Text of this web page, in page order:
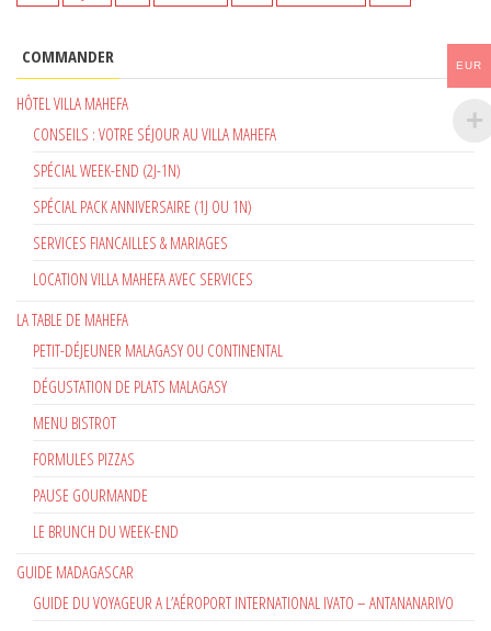
COMMANDER
HÔTEL VILLA MAHEFA
CONSEILS : VOTRE SÉJOUR AU VILLA MAHEFA
SPÉCIAL WEEK-END (2J-1N)
SPÉCIAL PACK ANNIVERSAIRE (1J OU 1N)
SERVICES FIANCAILLES & MARIAGES
LOCATION VILLA MAHEFA AVEC SERVICES
LA TABLE DE MAHEFA
PETIT-DÉJEUNER MALAGASY OU CONTINENTAL
DÉGUSTATION DE PLATS MALAGASY
MENU BISTROT
FORMULES PIZZAS
PAUSE GOURMANDE
LE BRUNCH DU WEEK-END
GUIDE MADAGASCAR
GUIDE DU VOYAGEUR A L’AÉROPORT INTERNATIONAL IVATO – ANTANANARIVO
EUR